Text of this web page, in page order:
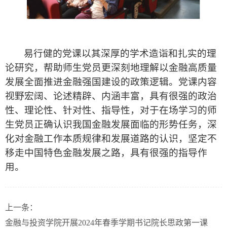
易行健的党课以其深厚的学术造诣和扎实的理
论研究， 帮助师生党员更深刻地理解以金融高质量
发展全面推进金融强国建设的政策逻辑。 党课内容
视野宏阔、论述精辟、内涵丰富，具有很强的政治
性、理论性、针对性、指导性，对于在场学习的师
生党员正确认识我国金融发展面临的形势任务，深
化对金融工作本质规律和发展道路的认识，坚定不
移走中国特色金融发展之路，具有很强的指导作
用。
上一条：
金融与投资学院开展2024年春季学期书记院长思政第一课